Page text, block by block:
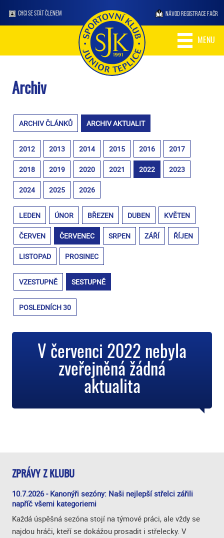
CHCI SE STÁT ČLENEM NÁVOD REGISTRACE FAČR
MENU
Archiv
ARCHIV ČLÁNKŮ ARCHIV AKTUALIT
2012 2013 2014 2015 2016 2017
2018 2019 2020 2021 2022 2023
2024 2025 2026
LEDEN ÚNOR BŘEZEN DUBEN KVĚTEN
ČERVEN ČERVENEC SRPEN ZÁŘÍ ŘÍJEN
LISTOPAD PROSINEC
VZESTUPNĚ SESTUPNĚ
POSLEDNÍCH 30
V červenci 2022 nebyla
zveřejněná žádná
aktualita
ZPRÁVY Z KLUBU
10.7.2026 - Kanonýři sezóny: Naši nejlepší střelci zářili
napříč všemi kategoriemi
Každá úspěšná sezóna stojí na týmové práci, ale vždy se
najdou hráči, kteří se dokážou prosadit i střelecky. V